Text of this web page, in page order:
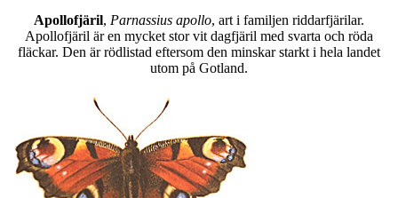
Apollofjäril, Parnassius apollo, art i familjen riddarfjärilar.
Apollofjäril är en mycket stor vit dagfjäril med svarta och röda
fläckar. Den är rödlistad eftersom den minskar starkt i hela landet
utom på Gotland.